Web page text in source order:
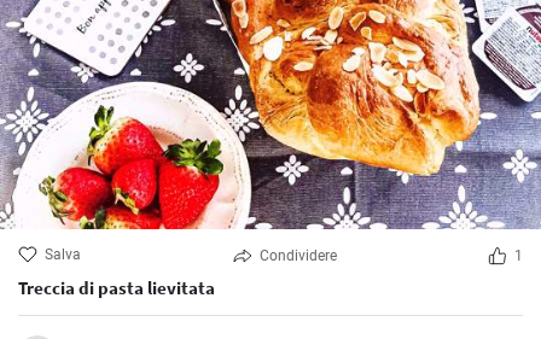
Salva Condividere 1
Treccia di pasta lievitata